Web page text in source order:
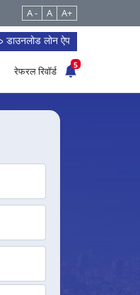
A - A A+
डाउनलोड लोन ऐप
रेफरल रिवॉर्ड
5